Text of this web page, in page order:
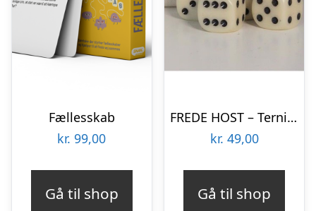
Fællesskab
kr. 99,00
Gå til shop
FREDE HOST – Terninger – White
kr. 49,00
Gå til shop